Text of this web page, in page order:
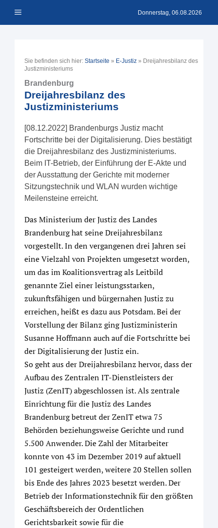
Inhalt Menü Donnerstag, 06.08.2026
Sie befinden sich hier: Startseite » E-Justiz » Dreijahresbilanz des
Justizministeriums
Brandenburg
Dreijahresbilanz des
Justizministeriums
[08.12.2022] Brandenburgs Justiz macht
Fortschritte bei der Digitalisierung. Dies bestätigt
die Dreijahresbilanz des Justizministeriums.
Beim IT-Betrieb, der Einführung der E-Akte und
der Ausstattung der Gerichte mit moderner
Sitzungstechnik und WLAN wurden wichtige
Meilensteine erreicht.
Das Ministerium der Justiz des Landes
Brandenburg hat seine Dreijahresbilanz
vorgestellt. In den vergangenen drei Jahren sei
eine Vielzahl von Projekten umgesetzt worden,
um das im Koalitionsvertrag als Leitbild
genannte Ziel einer leistungsstarken,
zukunftsfähigen und bürgernahen Justiz zu
erreichen, heißt es dazu aus Potsdam. Bei der
Vorstellung der Bilanz ging Justizministerin
Susanne Hoffmann auch auf die Fortschritte bei
der Digitalisierung der Justiz ein.
So geht aus der Dreijahresbilanz hervor, dass der
Aufbau des Zentralen IT-Dienstleisters der
Justiz (ZenIT) abgeschlossen ist. Als zentrale
Einrichtung für die Justiz des Landes
Brandenburg betreut der ZenIT etwa 75
Behörden beziehungsweise Gerichte und rund
5.500 Anwender. Die Zahl der Mitarbeiter
konnte von 43 im Dezember 2019 auf aktuell
101 gesteigert werden, weitere 20 Stellen sollen
bis Ende des Jahres 2023 besetzt werden. Der
Betrieb der Informationstechnik für den größten
Geschäftsbereich der Ordentlichen
Gerichtsbarkeit sowie für die